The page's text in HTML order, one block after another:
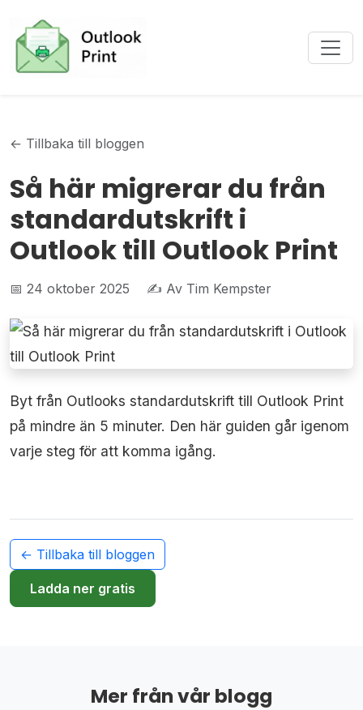
← Tillbaka till bloggen
Så här migrerar du från
standardutskrift i
Outlook till Outlook Print
📅 24 oktober 2025 ✍️ Av Tim Kempster
Byt från Outlooks standardutskrift till Outlook Print
på mindre än 5 minuter. Den här guiden går igenom
varje steg för att komma igång.
← Tillbaka till bloggen
Ladda ner gratis
Mer från vår blogg